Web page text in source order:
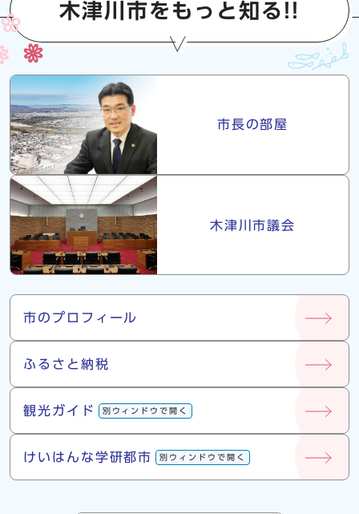
木津川市をもっと知る!!
市長・議会
市長の部屋
木津川市議会
市について
市のプロフィール
ふるさと納税
観光ガイド 別ウィンドウで開く
けいはんな学研都市 別ウィンドウで開く